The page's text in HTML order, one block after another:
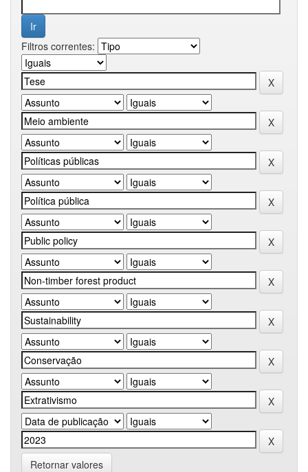
Filtros correntes:
Retornar valores